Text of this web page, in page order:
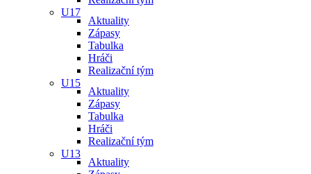
U17
Aktuality
Zápasy
Tabulka
Hráči
Realizační tým
U15
Aktuality
Zápasy
Tabulka
Hráči
Realizační tým
U13
Aktuality